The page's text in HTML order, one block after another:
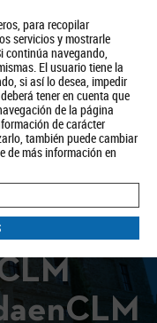
para recopilar
servicios y mostrarle
continúa navegando,
El usuario tiene la
si así lo desea, impedir
tener en cuenta que
de la página
de carácter
también puede cambiar
de más información en
de Privacidad Aviso Legal
Política de Cookies
BUSCAR